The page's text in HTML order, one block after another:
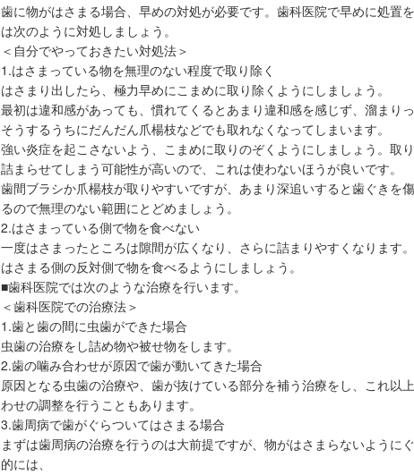
歯に物がはさまる場合、早めの対処が必要です。歯科医院で早めに処置
は次のように対処しましょう。
＜自分でやっておきたい対処法＞
1.はさまっている物を無理のない程度で取り除く
はさまり出したら、極力早めにこまめに取り除くようにしましょう。
最初は違和感があっても、慣れてくるとあまり違和感を感じず、溜まり
そうするうちにだんだん爪楊枝などでも取れなくなってしまいます。
強い炎症を起こさないよう、こまめに取りのぞくようにしましょう。取
詰まらせてしまう可能性が高いので、これは使わないほうが良いです。
歯間ブラシか爪楊枝が取りやすいですが、あまり深追いすると歯ぐきを
るので無理のない範囲にとどめましょう。
2.はさまっている側で物を食べない
一度はさまったところは隙間が広くなり、さらに詰まりやすくなります。
はさまる側の反対側で物を食べるようにしましょう。
■歯科医院では次のような治療を行います。
＜歯科医院での治療法＞
1.歯と歯の間に虫歯ができた場合
虫歯の治療をし詰め物や被せ物をします。
2.歯の噛み合わせが原因で歯が動いてきた場合
原因となる虫歯の治療や、歯が抜けている部分を補う治療をし、これ以
わせの調整を行うこともあります。
3.歯周病で歯がぐらついてはさまる場合
まずは歯周病の治療を行うのは大前提ですが、物がはさまらないように
的には、